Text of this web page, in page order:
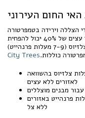
החום העירוני
הצללה וירידה בטמפרטורה
באמצעות אידוי. מחקרים מצאו כי כיסוי עצים של 40% יכול להפחית
City Trees
מקומיות ב-0.6-3.0 מעלות צלזיוס בהשוואה
לאזורים ללא עצים
פני השטח ב-15-20 מעלות פרנהייט באזורים
ללא צל